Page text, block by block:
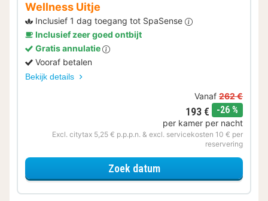
Wellness Uitje
Inclusief 1 dag toegang tot SpaSense
Inclusief zeer goed ontbijt
Gratis annulatie
Vooraf betalen
Bekijk details
Vanaf 262 €
193 € -26 %
per kamer per nacht
Excl. citytax 5,25 € p.p.p.n. & excl. servicekosten 10 € per
reservering
Zoek datumvoor Wellness Uitje